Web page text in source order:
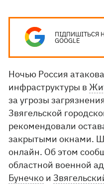
ПІДПИШІТЬСЯ
GOOGLE
Ночью Россия
инфраструктуры в
за угрозы
Звягельской
рекомендовали
закрытыми окнами.
онлайн. Об этом
областной военной
Бунечко и